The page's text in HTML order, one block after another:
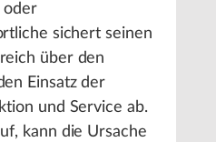
oder
sichert seinen
über den
Einsatz der
und Service ab.
kann die Ursache